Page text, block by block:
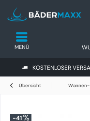
KOSTENLOSER
MENÜ
Übersicht
-41